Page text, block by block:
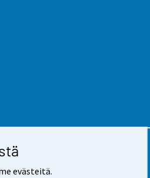
evästeitä.